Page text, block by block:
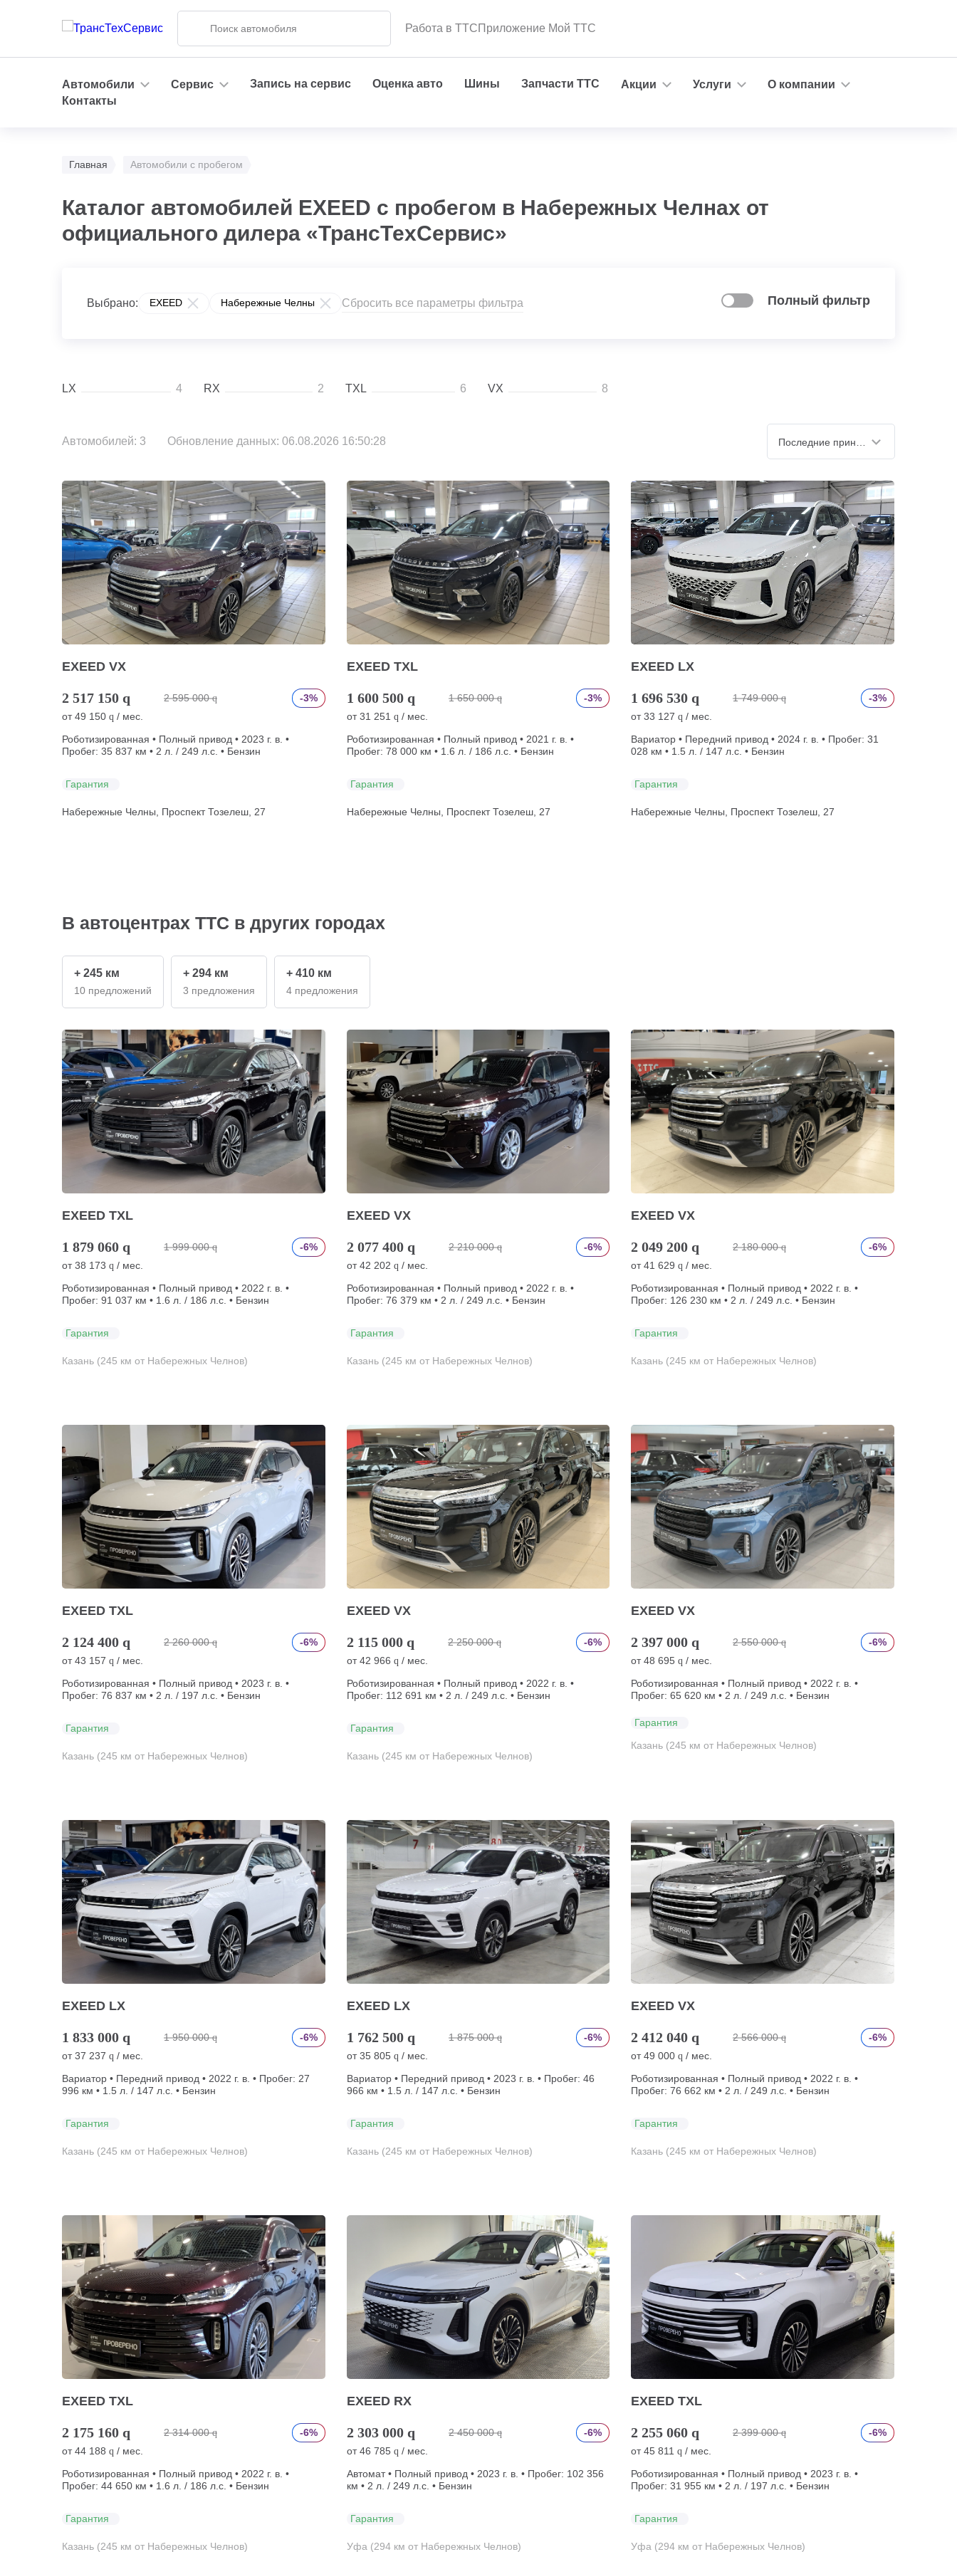
Работа в ТТСПриложение Мой ТТС
Автомобили Сервис Запись на сервис Оценка авто Шины Запчасти ТТС Акции Услуги
О компании
Контакты
Главная Автомобили с пробегом
Каталог автомобилей EXEED с пробегом в Набережных Челнах от
официального дилера «ТрансТехСервис»
Выбрано: EXEED Набережные Челны Сбросить все параметры фильтра Полный фильтр
LX 4 RX 2 TXL 6 VX 8
Автомобилей: 3 Обновление данных: 06.08.2026 16:50:28
EXEED VX
2 517 150 q 2 595 000 q
-3%
от49 150 q / мес.
Роботизированная • Полный привод • 2023 г. в. •
Пробег: 35 837 км • 2 л. / 249 л.с. • Бензин
Гарантия
Набережные Челны, Проспект Тозелеш, 27
EXEED TXL
1 600 500 q 1 650 000 q
-3%
от31 251 q / мес.
Роботизированная • Полный привод • 2021 г. в. •
Пробег: 78 000 км • 1.6 л. / 186 л.с. • Бензин
Гарантия
Набережные Челны, Проспект Тозелеш, 27
EXEED LX
1 696 530 q 1 749 000 q
-3%
от33 127 q / мес.
Вариатор • Передний привод • 2024 г. в. • Пробег: 31
028 км • 1.5 л. / 147 л.с. • Бензин
Гарантия
Набережные Челны, Проспект Тозелеш, 27
В автоцентрах ТТС в других городах
+ 245 км
10 предложений
+ 294 км
3 предложения
+ 410 км
4 предложения
EXEED TXL
1 879 060 q 1 999 000 q
-6%
от38 173 q / мес.
Роботизированная • Полный привод • 2022 г. в. •
Пробег: 91 037 км • 1.6 л. / 186 л.с. • Бензин
Гарантия
Казань (245 км от Набережных Челнов)
EXEED VX
2 077 400 q 2 210 000 q
-6%
от42 202 q / мес.
Роботизированная • Полный привод • 2022 г. в. •
Пробег: 76 379 км • 2 л. / 249 л.с. • Бензин
Гарантия
Казань (245 км от Набережных Челнов)
EXEED VX
2 049 200 q 2 180 000 q
-6%
от41 629 q / мес.
Роботизированная • Полный привод • 2022 г. в. •
Пробег: 126 230 км • 2 л. / 249 л.с. • Бензин
Гарантия
Казань (245 км от Набережных Челнов)
EXEED TXL
2 124 400 q 2 260 000 q
-6%
от43 157 q / мес.
Роботизированная • Полный привод • 2023 г. в. •
Пробег: 76 837 км • 2 л. / 197 л.с. • Бензин
Гарантия
Казань (245 км от Набережных Челнов)
EXEED VX
2 115 000 q 2 250 000 q
-6%
от42 966 q / мес.
Роботизированная • Полный привод • 2022 г. в. •
Пробег: 112 691 км • 2 л. / 249 л.с. • Бензин
Гарантия
Казань (245 км от Набережных Челнов)
EXEED VX
2 397 000 q 2 550 000 q
-6%
от48 695 q / мес.
Роботизированная • Полный привод • 2022 г. в. •
Пробег: 65 620 км • 2 л. / 249 л.с. • Бензин
Гарантия
Казань (245 км от Набережных Челнов)
EXEED LX
1 833 000 q 1 950 000 q
-6%
от37 237 q / мес.
Вариатор • Передний привод • 2022 г. в. • Пробег: 27
996 км • 1.5 л. / 147 л.с. • Бензин
Гарантия
Казань (245 км от Набережных Челнов)
EXEED LX
1 762 500 q 1 875 000 q
-6%
от35 805 q / мес.
Вариатор • Передний привод • 2023 г. в. • Пробег: 46
966 км • 1.5 л. / 147 л.с. • Бензин
Гарантия
Казань (245 км от Набережных Челнов)
EXEED VX
2 412 040 q 2 566 000 q
-6%
от49 000 q / мес.
Роботизированная • Полный привод • 2022 г. в. •
Пробег: 76 662 км • 2 л. / 249 л.с. • Бензин
Гарантия
Казань (245 км от Набережных Челнов)
EXEED TXL
2 175 160 q 2 314 000 q
-6%
от44 188 q / мес.
Роботизированная • Полный привод • 2022 г. в. •
Пробег: 44 650 км • 1.6 л. / 186 л.с. • Бензин
Гарантия
Казань (245 км от Набережных Челнов)
EXEED RX
2 303 000 q 2 450 000 q
-6%
от46 785 q / мес.
Автомат • Полный привод • 2023 г. в. • Пробег: 102 356
км • 2 л. / 249 л.с. • Бензин
Гарантия
Уфа (294 км от Набережных Челнов)
EXEED TXL
2 255 060 q 2 399 000 q
-6%
от45 811 q / мес.
Роботизированная • Полный привод • 2023 г. в. •
Пробег: 31 955 км • 2 л. / 197 л.с. • Бензин
Гарантия
Уфа (294 км от Набережных Челнов)